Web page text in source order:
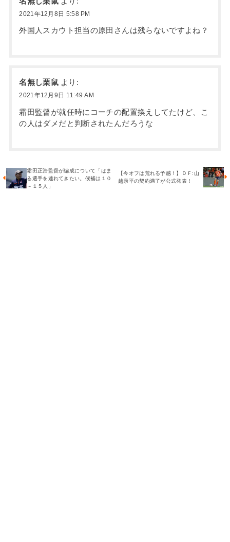
2021年12月8日 5:58 PM
外国人スカウト担当の原田さんは残らないですよね？
名無し栗鼠 より:
2021年12月9日 11:49 AM
霜田監督が就任時にコーチの配置換えしてたけど、こ
の人はダメだと判断されたんだろうな
霜田正浩監督が編成について「はま
る選手を連れてきたい。候補は１０
～１５人」
【今オフは荒れる予感！】ＤＦ:山
越康平の契約満了が公式発表！